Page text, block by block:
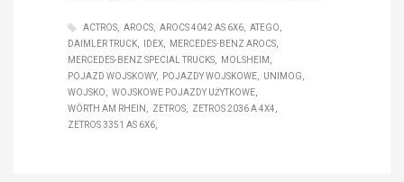
ACTROS AROCS AROCS 4042 AS 6X6
ATEGO
DAIMLER TRUCK
IDEX
MERCEDES-BENZ AROCS
MERCEDES-BENZ SPECIAL TRUCKS
MOLSHEIM
POJAZD WOJSKOWY
POJAZDY WOJSKOWE
UNIMOG
WOJSKO
WOJSKOWE POJAZDY UŻYTKOWE
WÖRTH AM RHEIN
ZETROS
ZETROS 2036 A 4X4
ZETROS 3351 AS 6X6